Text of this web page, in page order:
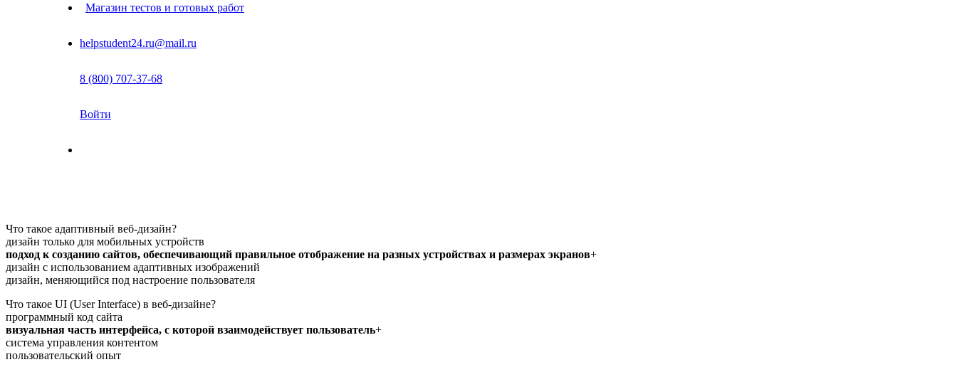
Магазин тестов и готовых работ
helpstudent24.ru@mail.ru
8 (800) 707-37-68
Войти
Что такое адаптивный веб-дизайн?
дизайн только для мобильных устройств
подход к созданию сайтов, обеспечивающий правильное отображение на разных устройствах и размерах экранов+
дизайн с использованием адаптивных изображений
дизайн, меняющийся под настроение пользователя
Что такое UI (User Interface) в веб-дизайне?
программный код сайта
визуальная часть интерфейса, с которой взаимодействует пользователь+
система управления контентом
пользовательский опыт